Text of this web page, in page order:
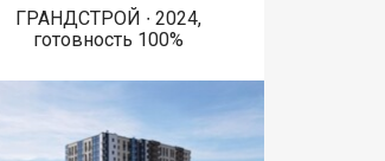
ГРАНДСТРОЙ ∙ 2024,
готовность 100%